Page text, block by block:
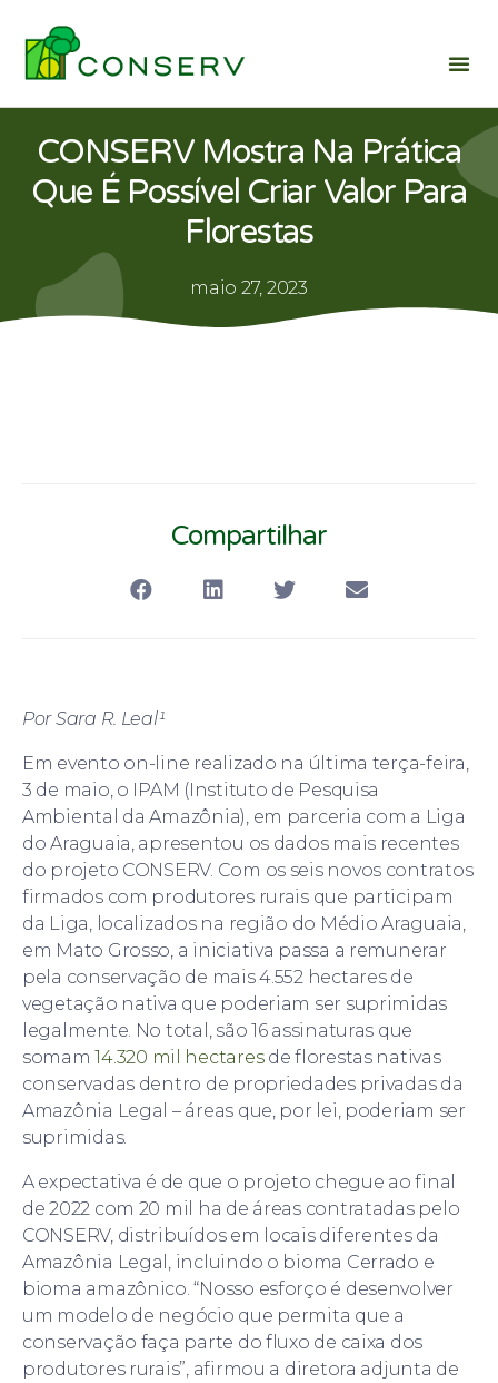
CONSERV Mostra Na Prática
Que É Possível Criar Valor Para
Florestas
maio 27, 2023
Compartilhar
Por Sara R. Leal¹
Em evento on-line realizado na última terça-feira,
3 de maio, o IPAM (Instituto de Pesquisa
Ambiental da Amazônia), em parceria com a Liga
do Araguaia, apresentou os dados mais recentes
do projeto CONSERV. Com os seis novos contratos
firmados com produtores rurais que participam
da Liga, localizados na região do Médio Araguaia,
em Mato Grosso, a iniciativa passa a remunerar
pela conservação de mais 4.552 hectares de
vegetação nativa que poderiam ser suprimidas
legalmente. No total, são 16 assinaturas que
somam14.320 mil hectaresde florestas nativas
conservadas dentro de propriedades privadas da
Amazônia Legal – áreas que, por lei, poderiam ser
suprimidas.
A expectativa é de que o projeto chegue ao final
de 2022 com 20 mil ha de áreas contratadas pelo
CONSERV, distribuídos em locais diferentes da
Amazônia Legal, incluindo o bioma Cerrado e
bioma amazônico. “Nosso esforço é desenvolver
um modelo de negócio que permita que a
conservação faça parte do fluxo de caixa dos
produtores rurais”, afirmou a diretora adjunta de